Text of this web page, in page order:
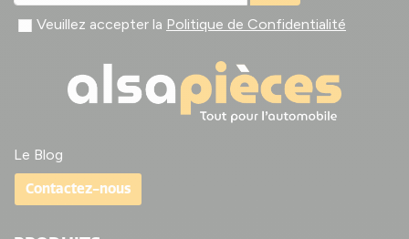
Veuillez accepter la Politique de Confidentialité
Le Blog
Contactez-nous